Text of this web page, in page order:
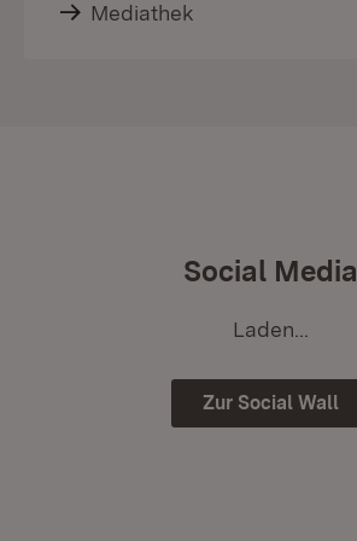
Mediathek
Social Media
Laden...
Zur Social Wall